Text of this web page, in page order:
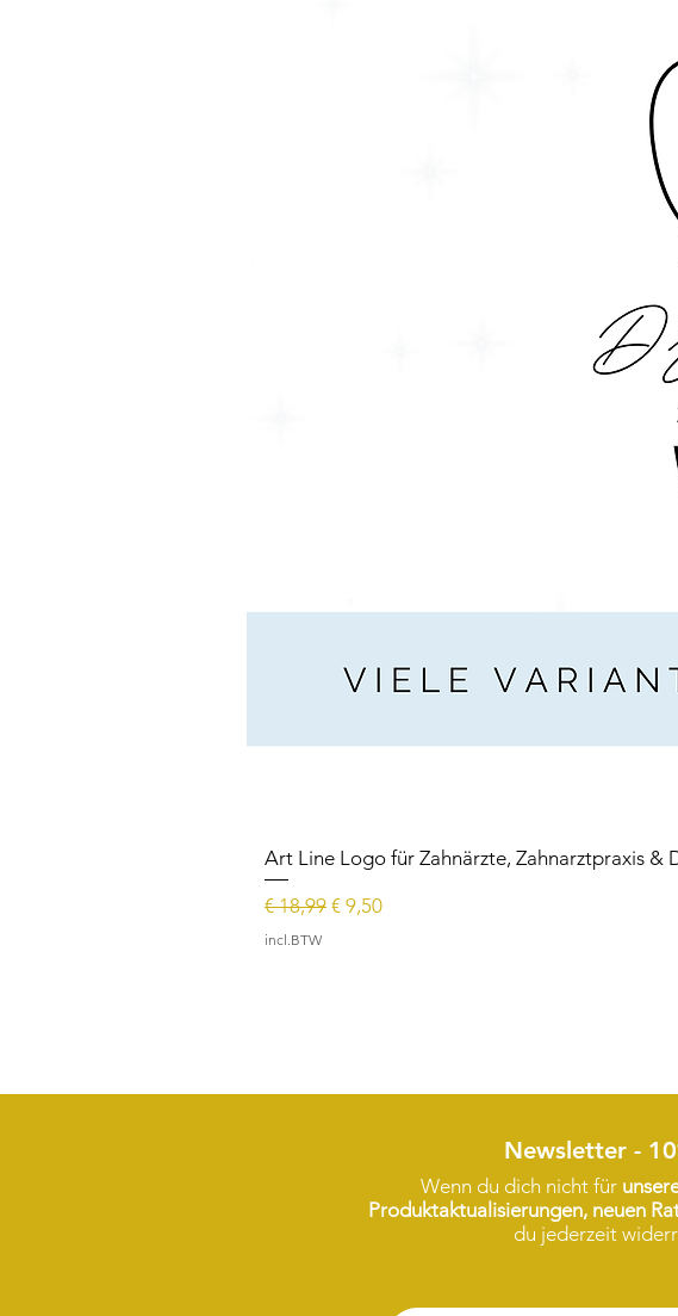
Art Line Logo für Zahnärzte, Zahnarztpraxis &
Normale prijs
€ 18,99 Verkoopprijs
€ 9,50
incl.BTW
Newsletter -
Wenn du dich nicht für
Produktaktualisierungen, neuen
du jederzeit